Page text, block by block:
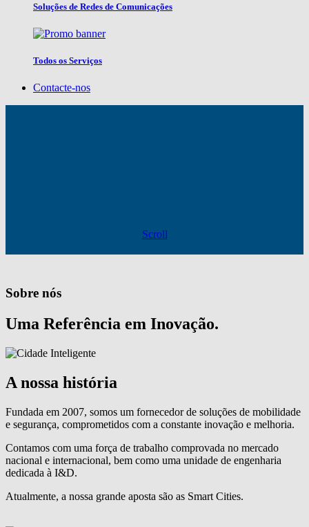
Soluções de Redes de Comunicações
Todos os Serviços
Contacte-nos
Scroll
Sobre nós
Uma Referência em Inovação.
A nossa história
Fundada em 2007, somos um fornecedor de soluções de mobilidade
e segurança, comprometidos com a constante inovação e melhoria.
Contamos com uma força de trabalho comprovada no mercado
nacional e internacional, bem como uma unidade de engenharia
dedicada à I&D.
Atualmente, a nossa grande aposta são as Smart Cities.